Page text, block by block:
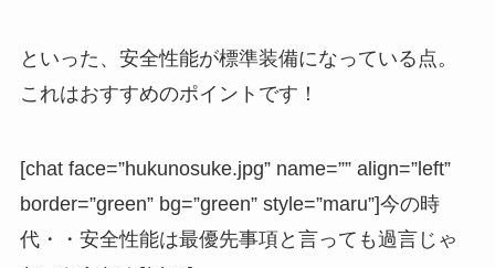
といった、安全性能が標準装備になっている点。
これはおすすめのポイントです！
[chat face=”hukunosuke.jpg” name=”” align=”left”
border=”green” bg=”green” style=”maru”]今の時
代・・安全性能は最優先事項と言っても過言じゃ